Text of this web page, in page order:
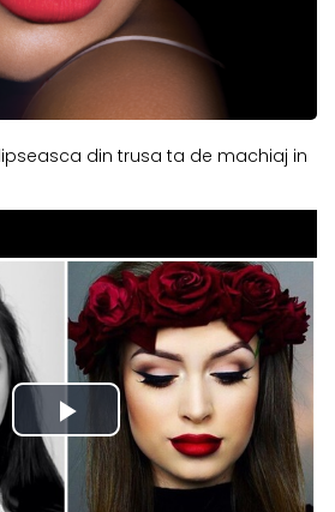
din trusa ta de machiaj in